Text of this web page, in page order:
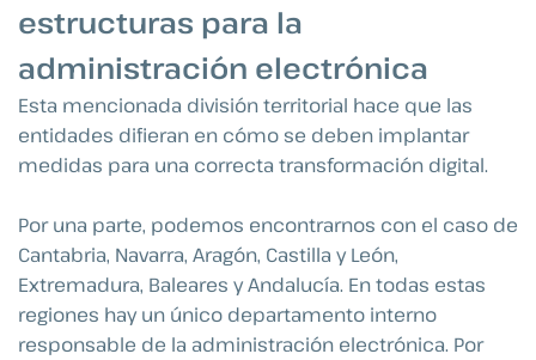
estructuras para la
administración electrónica
Esta mencionada división territorial hace que las
entidades difieran en cómo se deben implantar
medidas para una correcta transformación digital.
Por una parte, podemos encontrarnos con el caso de
Cantabria, Navarra, Aragón, Castilla y León,
Extremadura, Baleares y Andalucía. En todas estas
regiones hay un único departamento interno
responsable de la administración electrónica. Por